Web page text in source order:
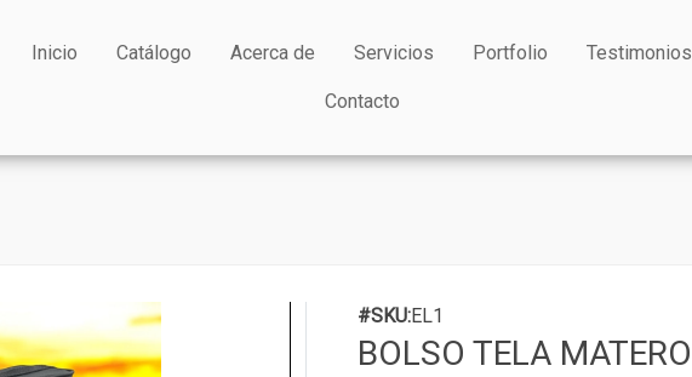
Inicio Catálogo Acerca de Servicios Portfolio Testimonios
Contacto
#SKU:EL1
BOLSO TELA MATERO